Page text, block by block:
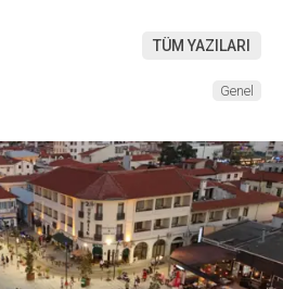
TÜM YAZILARI
Genel